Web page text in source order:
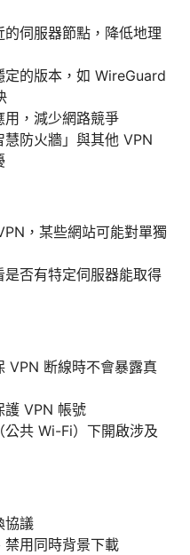
伺服器節點，降低地理
定的版本，如 WireGuard
用，減少網路競爭
防火牆」與其他 VPN
，某些網站可能對單獨
否有特定伺服器能取得
VPN 断線時不會暴露真
護 VPN 帳號
共 Wi-Fi）下開啟涉及
協議
用同時背景下載